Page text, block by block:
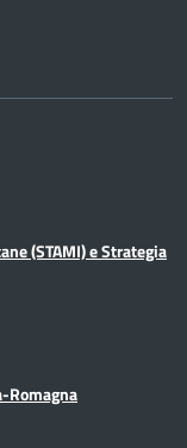
(STAMI) e Strategia
Romagna